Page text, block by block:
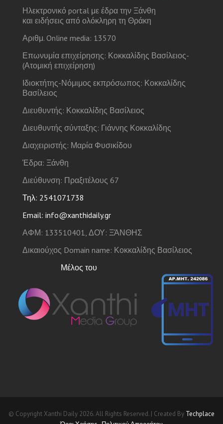
Ηλεκτρονικό portal με έδρα την Ξάνθη
και ειδήσεις από ολόκληρη τη Θράκη
Αριθμ. Online media: 13570
Επωνυμία επιχείρησης: Κοκκαλίδης Βασίλειος-
(Ατομική επιχείρηση)
Ιδιοκτήτης-Νόμιμος εκπρόσωπος: Κοκκαλίδης
Βασίλειος
Διευθυντής: Κοκκαλίδης Βασίλειος
Διευθυντής σύνταξης: Γιάννης Κοκκαλίδης
Διαχειριστής: Μαρία Φυσικίδου
Έδρα: Ξάνθη
Διεύθυνση: Πραξιτέλους 67
Τηλ: 2541071738
Email: info@xanthidaily.gr
ΑΦΜ: 133510401, ΔΟΥ: ΞΆΝΘΗΣ
Δικαιούχος Domain name: Κοκκαλίδης Βασίλειος
Μέλος του
© Copyright Xanthi Daily 2026. All Rights Reserved. | Created By Techplace